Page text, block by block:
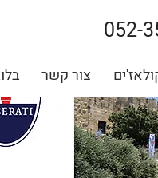
צור קשר
052-